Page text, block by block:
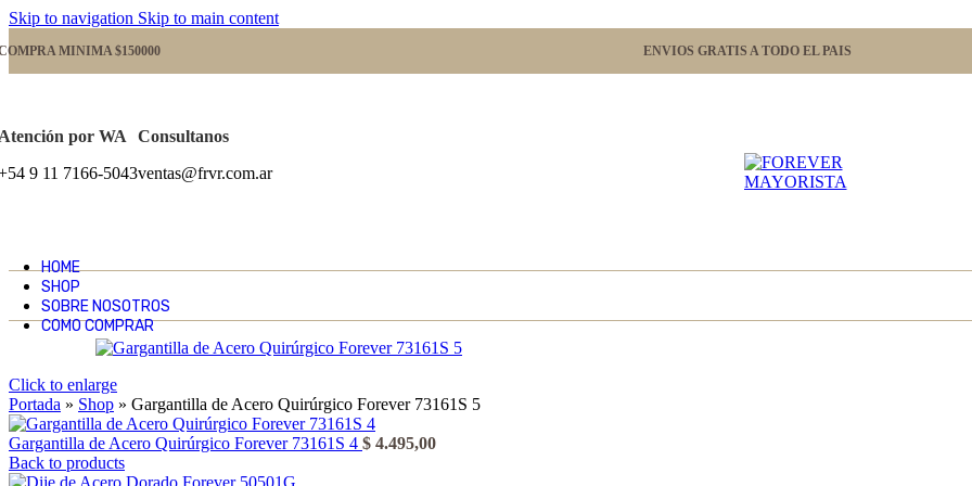
Skip to navigation Skip to main content
MINIMA $150000 ENVIOS GRATIS A TODO EL PAIS
por WA
9 11 7166-5043
Consultanos
ventas@frvr.com.ar
HOME
SHOP
SOBRE NOSOTROS
COMO COMPRAR
Click to enlarge
Portada » Shop » Gargantilla de Acero Quirúrgico Forever 73161S 5
Gargantilla de Acero Quirúrgico Forever 73161S 4 $ 4.495,00
Back to products